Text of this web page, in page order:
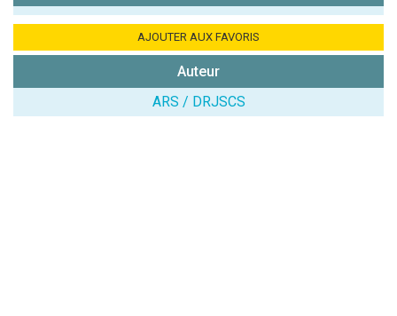
Avis sur
:
AJOUTER AUX FAVORIS
Auteur
ARS / DRJSCS